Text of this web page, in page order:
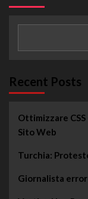
Recent Posts
Ottimizzare
Sito Web
Turchia:
Giornalista